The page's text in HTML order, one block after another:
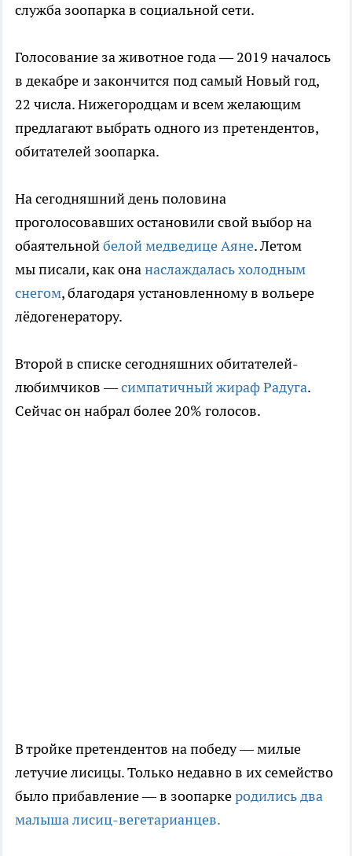
служба зоопарка в социальной сети.
Голосование за животное года — 2019 началось
в декабре и закончится под самый Новый год,
22 числа. Нижегородцам и всем желающим
предлагают выбрать одного из претендентов,
обитателей зоопарка.
На сегодняшний день половина
проголосовавших остановили свой выбор на
обаятельнойбелой медведице Аяне. Летом
мы писали, как онанаслаждалась холодным
снегом, благодаря установленному в вольере
лёдогенератору.
Второй в списке сегодняшних обитателей-
любимчиков —симпатичный жираф Радуга.
Сейчас он набрал более 20% голосов.
В тройке претендентов на победу — милые
летучие лисицы. Только недавно в их семейство
было прибавление — в зоопаркеродились два
малыша лисиц-вегетарианцев.